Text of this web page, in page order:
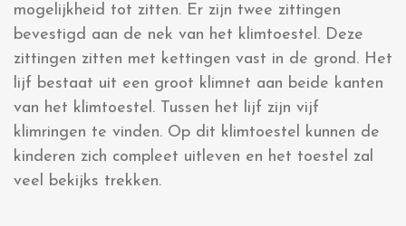
mogelijkheid tot zitten. Er zijn twee zittingen
bevestigd aan de nek van het klimtoestel. Deze
zittingen zitten met kettingen vast in de grond. Het
lijf bestaat uit een groot klimnet aan beide kanten
van het klimtoestel. Tussen het lijf zijn vijf
klimringen te vinden. Op dit klimtoestel kunnen de
kinderen zich compleet uitleven en het toestel zal
veel bekijks trekken.